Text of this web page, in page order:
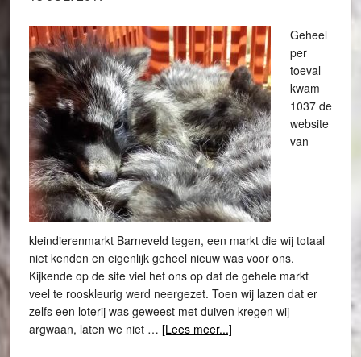
Geheel
per
toeval
kwam
1037 de
website
van
kleindierenmarkt Barneveld tegen, een markt die wij totaal
niet kenden en eigenlijk geheel nieuw was voor ons.
Kijkende op de site viel het ons op dat de gehele markt
veel te rooskleurig werd neergezet. Toen wij lazen dat er
zelfs een loterij was geweest met duiven kregen wij
argwaan, laten we niet … [Lees meer...]